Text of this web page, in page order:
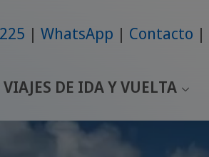
WhatsApp Contacto
VIAJES DE IDA Y VUELTA